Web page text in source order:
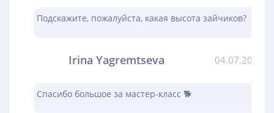
Подскажите, пожалуйста, какая высота зайчиков?
Irina Yagremtseva 04.07.2023
Спасибо большое за мастер-класс 🐕